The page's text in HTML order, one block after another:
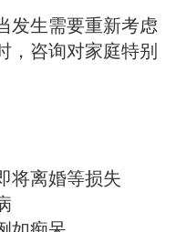
发生需要重新考虑
，咨询对家庭特别
将离婚等损失